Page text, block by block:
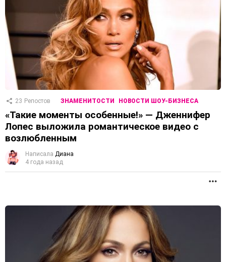
23 Репостов ЗНАМЕНИТОСТИ НОВОСТИ ШОУ-БИЗНЕСА
«Такие моменты особенные!» — Дженнифер
Лопес выложила романтическое видео с
возлюбленным
Написала Диана
4 года назад